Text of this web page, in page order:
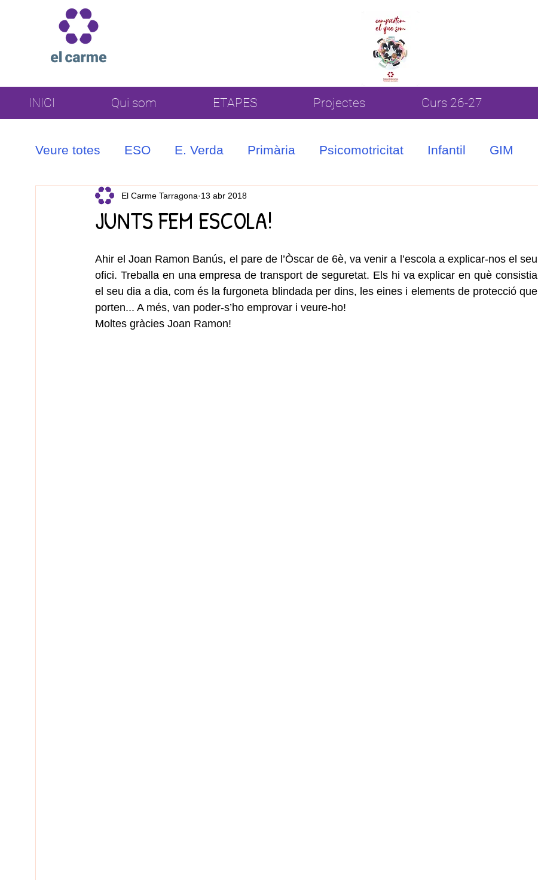
INICI Qui som ETAPES Projectes Curs 26-27
Veure totes ESO E. Verda Primària Psicomotricitat Infantil GIM
JUNTS FEM ESCOLA!
El Carme Tarragona 13 abr 2018
Ahir el Joan Ramon Banús, el pare de l’Òscar de 6è, va venir a l’escola a explicar-nos el seu
ofici. Treballa en una empresa de transport de seguretat. Els hi va explicar en què consistia
el seu dia a dia, com és la furgoneta blindada per dins, les eines i elements de protecció que
porten... A més, van poder-s’ho emprovar i veure-ho!
Moltes gràcies Joan Ramon!